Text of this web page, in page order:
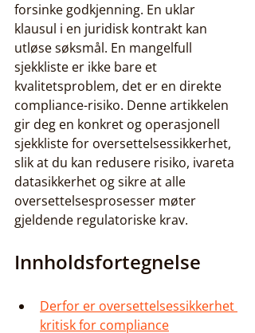
forsinke godkjenning. En uklar
klausul i en juridisk kontrakt kan
utløse søksmål. En mangelfull
sjekkliste er ikke bare et
kvalitetsproblem, det er en direkte
compliance-risiko. Denne artikkelen
gir deg en konkret og operasjonell
sjekkliste for oversettelsessikkerhet,
slik at du kan redusere risiko, ivareta
datasikkerhet og sikre at alle
oversettelsesprosesser møter
gjeldende regulatoriske krav.
Innholdsfortegnelse
Derfor er oversettelsessikkerhet
kritisk for compliance